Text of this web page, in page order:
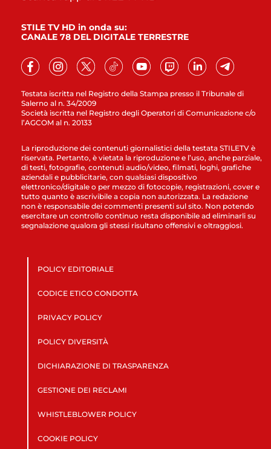
Testata iscritta nel Registro della Stampa presso il Tribunale di
Salerno al n. 34/2009
Società iscritta nel Registro degli Operatori di Comunicazione c/o
l’AGCOM al n. 20133
STILE TV HD in onda su:
CANALE 78 DEL DIGITALE TERRESTRE
La riproduzione dei contenuti giornalistici della testata STILETV è
riservata. Pertanto, è vietata la riproduzione e l’uso, anche parziale,
di testi, fotografie, contenuti audio/video, filmati, loghi, grafiche
aziendali e pubblicitarie, con qualsiasi dispositivo
elettronico/digitale o per mezzo di fotocopie, registrazioni, cover e
tutto quanto è ascrivibile a copia non autorizzata. La redazione
non è responsabile dei commenti presenti sul sito. Non potendo
esercitare un controllo continuo resta disponibile ad eliminarli su
segnalazione qualora gli stessi risultano offensivi e oltraggiosi.
POLICY EDITORIALE
CODICE ETICO CONDOTTA
PRIVACY POLICY
POLICY DIVERSITÀ
DICHIARAZIONE DI TRASPARENZA
GESTIONE DEI RECLAMI
WHISTLEBLOWER POLICY
COOKIE POLICY